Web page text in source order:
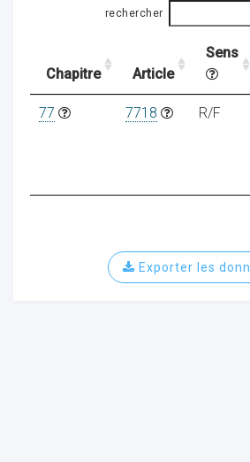
rechercher
Chapitre Article
Sens
77 7718 R/F
Exporter les